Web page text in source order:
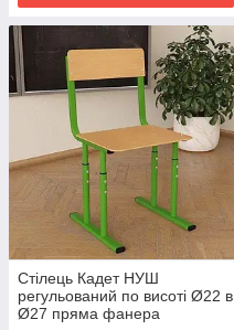
Стілець Кадет НУШ
регульований по висоті Ø22 в
Ø27 пряма фанера